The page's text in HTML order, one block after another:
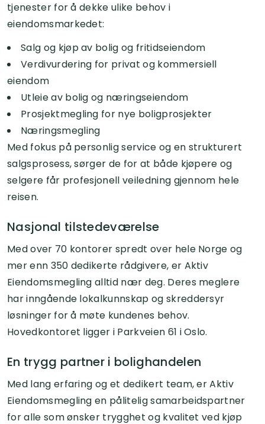
tjenester for å dekke ulike behov i
eiendomsmarkedet:
Salg og kjøp av bolig og fritidseiendom
Verdivurdering for privat og kommersiell
eiendom
Utleie av bolig og næringseiendom
Prosjektmegling for nye boligprosjekter
Næringsmegling
Med fokus på personlig service og en strukturert
salgsprosess, sørger de for at både kjøpere og
selgere får profesjonell veiledning gjennom hele
reisen.
Nasjonal tilstedeværelse
Med over 70 kontorer spredt over hele Norge og
mer enn 350 dedikerte rådgivere, er Aktiv
Eiendomsmegling alltid nær deg. Deres meglere
har inngående lokalkunnskap og skreddersyr
løsninger for å møte kundenes behov.
Hovedkontoret ligger i Parkveien 61 i Oslo.
En trygg partner i bolighandelen
Med lang erfaring og et dedikert team, er Aktiv
Eiendomsmegling en pålitelig samarbeidspartner
for alle som ønsker trygghet og kvalitet ved kjøp